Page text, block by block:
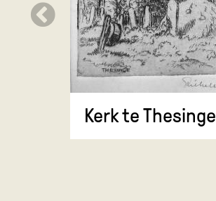
Kerk te Thesinge